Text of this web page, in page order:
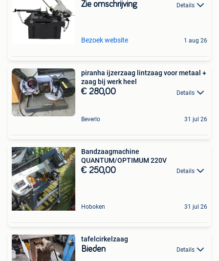
Zie omschrijving Details
Bezoek website 1 aug 26
piranha ijzerzaag lintzaag voor metaal +
zaag bij werk heel
€ 280,00 Details
Beverlo 31 jul 26
Bandzaagmachine
QUANTUM/OPTIMUM 220V
€ 250,00 Details
Hoboken 31 jul 26
tafelcirkelzaag
Bieden Details